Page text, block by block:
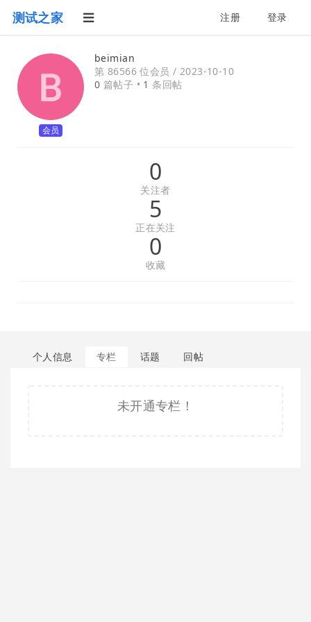
测试之家 注册 登录
会员
beimian
第 86566 位会员 / 2023-10-10
0 篇帖子 • 1 条回帖
0
关注者
5
正在关注
0
收藏
个人信息 专栏 话题 回帖
未开通专栏！